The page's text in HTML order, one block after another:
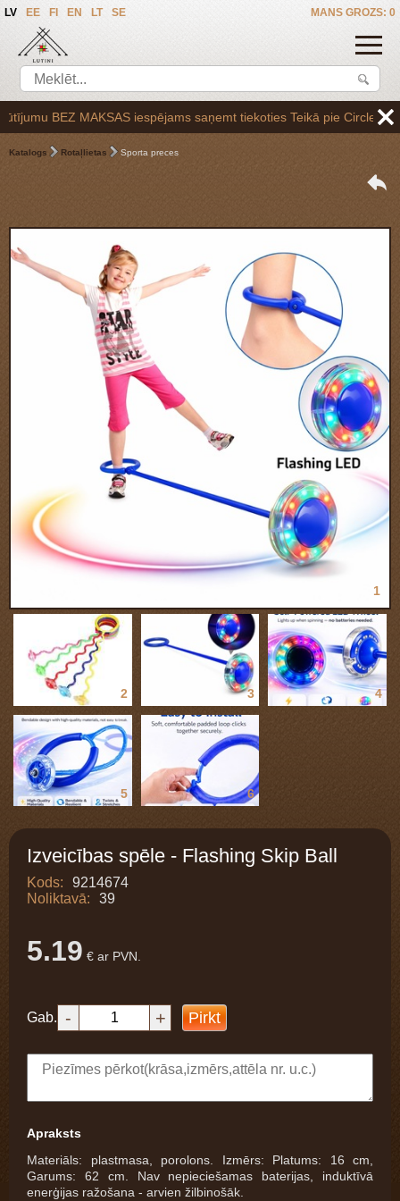
MANS GROZS: 0
LV EE FI EN LT SE
BEZ MAKSAS iespējams saņemt tiekoties Teikā pie Circle K
Katalogs Rotaļlietas Sporta preces
1
2 3 4
5 6
Izveicības spēle - Flashing Skip Ball
Kods:
9214674
Noliktavā:
39
5.19 € ar PVN.
Gab. - + Pirkt
Apraksts
Materiāls: plastmasa, porolons. Izmērs: Platums: 16 cm,
Garums: 62 cm. Nav nepieciešamas baterijas, induktīvā
enerģijas ražošana - arvien žilbinošāk.